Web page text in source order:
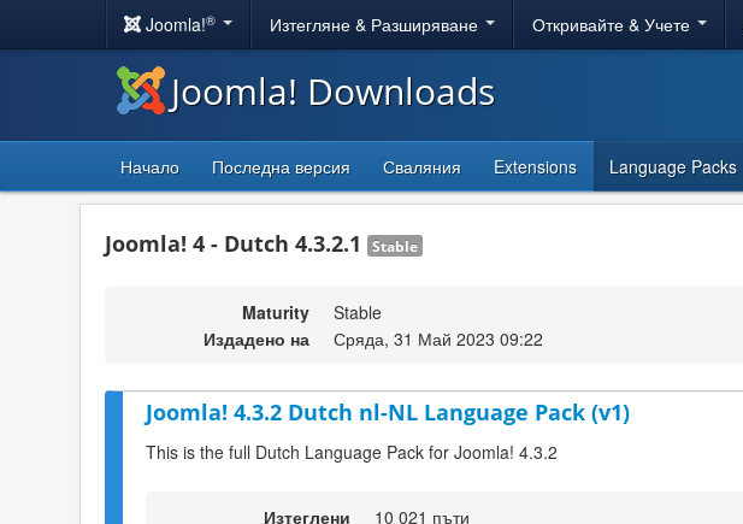
Joomla!® Изтегляне & Разширяване Откривайте & Учете
Joomla! Downloads
Начало Последна версия Сваляния Extensions Language Packs
Joomla! 4 - Dutch 4.3.2.1 Stable
Maturity
Stable
Издадено на
Сряда, 31 Май 2023 09:22
Joomla! 4.3.2 Dutch nl-NL Language Pack (v1)
This is the full Dutch Language Pack for Joomla! 4.3.2
Изтеглени
10 021 пъти